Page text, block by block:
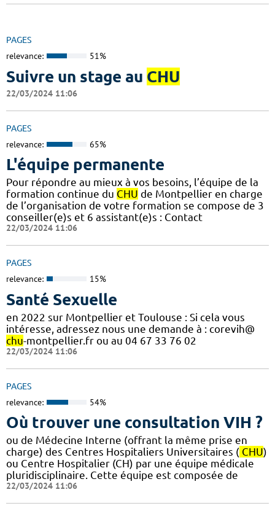
PAGES
relevance: 51%
Suivre un stage au CHU
22/03/2024 11:06
PAGES
relevance: 65%
L'équipe permanente
Pour répondre au mieux à vos besoins, l’équipe de la
formation continue du CHU de Montpellier en charge
de l’organisation de votre formation se compose de 3
conseiller(e)s et 6 assistant(e)s : Contact
22/03/2024 11:06
PAGES
relevance: 15%
Santé Sexuelle
en 2022 sur Montpellier et Toulouse : Si cela vous
intéresse, adressez nous une demande à : corevih@
chu-montpellier.fr ou au 04 67 33 76 02
22/03/2024 11:06
PAGES
relevance: 54%
Où trouver une consultation VIH ?
ou de Médecine Interne (offrant la même prise en
charge) des Centres Hospitaliers Universitaires ( CHU)
ou Centre Hospitalier (CH) par une équipe médicale
pluridisciplinaire. Cette équipe est composée de
22/03/2024 11:06